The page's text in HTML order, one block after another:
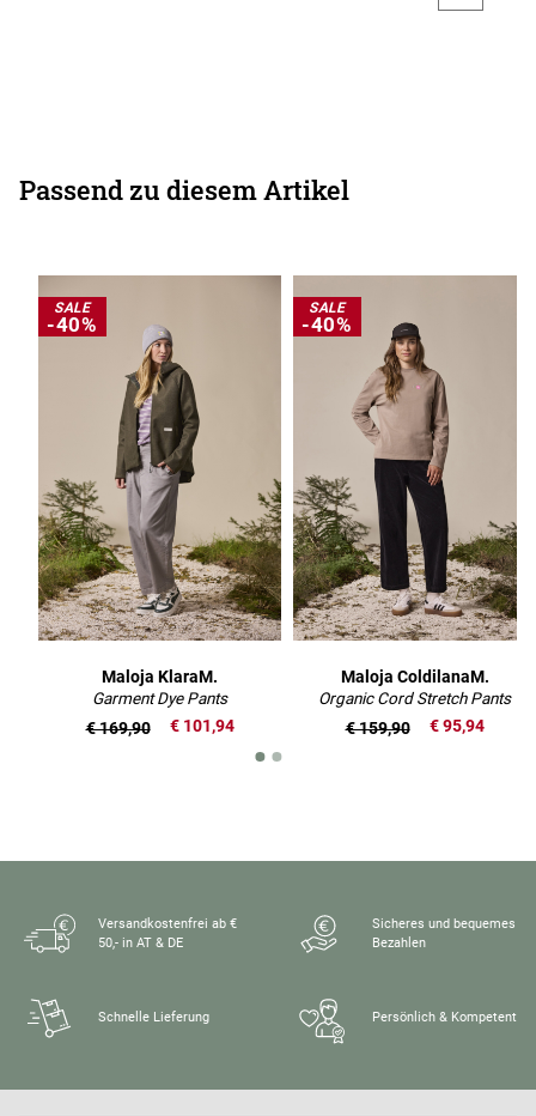
Passend zu diesem Artikel
SALE
-40%
Maloja KlaraM.
Garment Dye Pants
€ 101,94
€ 169,90
SALE
-40%
Maloja ColdilanaM.
Organic Cord Stretch Pants
€ 95,94
€ 159,90
Versandkostenfrei ab €
50,- in AT & DE
Sicheres und bequemes
Bezahlen
Schnelle Lieferung Persönlich & Kompetent